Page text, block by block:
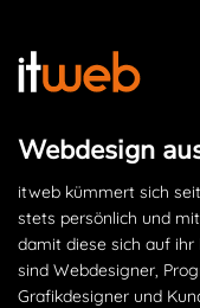
Webdesign
itweb kümmert sich
stets persönlich und
damit diese sich auf ihr
sind Webdesigner,
Grafikdesigner und